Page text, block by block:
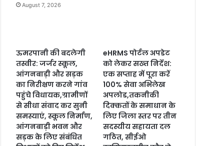
August 7, 2026
ऊमरपानी की बदलेगी
तस्वीर: जर्जर स्कूल,
आंगनबाड़ी और सड़क
का निरीक्षण करने गांव
पहुंचे विधायक,ग्रामीणों
से सीधा संवाद कर सुनी
समस्याएं, स्कूल निर्माण,
आंगनबाड़ी भवन और
सड़क के लिए संबंधित
eHRMS पोर्टल अपडेट
को लेकर सख्त निर्देश:
एक सप्ताह में पूरा करें
100% सेवा अभिलेख
अपलोड,तकनीकी
दिक्कतों के समाधान के
लिए जिला स्तर पर तीन
सदस्यीय सहायता दल
गठित, सीईओ